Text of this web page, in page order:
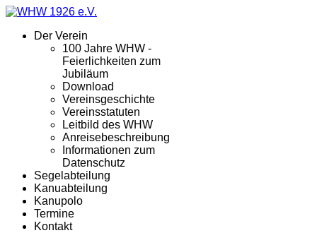
Der Verein
100 Jahre WHW -
Feierlichkeiten zum
Jubiläum
Download
Vereinsgeschichte
Vereinsstatuten
Leitbild des WHW
Anreisebeschreibung
Informationen zum
Datenschutz
Segelabteilung
Kanuabteilung
Kanupolo
Termine
Kontakt